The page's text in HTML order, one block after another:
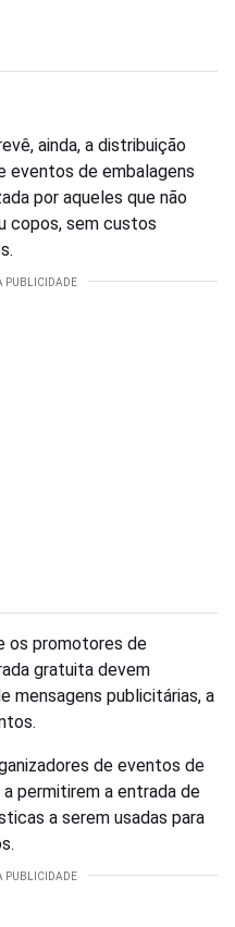
ainda, a distribuição
eventos de embalagens
por aqueles que não
copos, sem custos
os promotores de
gratuita devem
mensagens publicitárias, a
de eventos de
permitirem a entrada de
a serem usadas para